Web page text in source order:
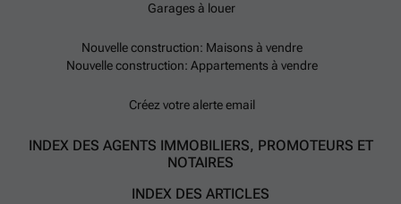
Garages à louer
Nouvelle construction: Maisons à vendre
Nouvelle construction: Appartements à vendre
Créez votre alerte email
INDEX DES AGENTS IMMOBILIERS, PROMOTEURS ET
NOTAIRES
INDEX DES ARTICLES